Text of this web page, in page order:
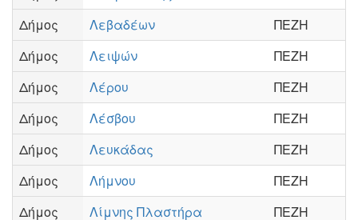
Δήμος
Λεβαδέων
ΠΕΖΗ
Δήμος
Λειψών
ΠΕΖΗ
Δήμος
Λέρου
ΠΕΖΗ
Δήμος
Λέσβου
ΠΕΖΗ
Δήμος
Λευκάδας
ΠΕΖΗ
Δήμος
Λήμνου
ΠΕΖΗ
Δήμος
Λίμνης Πλαστήρα
ΠΕΖΗ